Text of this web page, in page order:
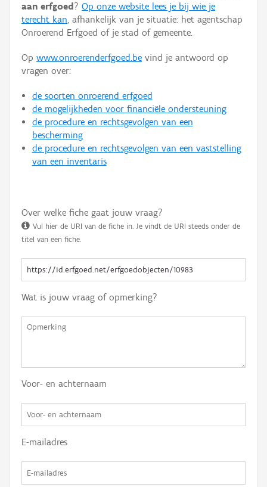
Hergebruik
Aanmelden
aan erfgoed ? Op onze website lees je bij wie je
terecht kan, afhankelijk van je situatie: het agentschap
Onroerend Erfgoed of je stad of gemeente.
Op www.onroerenderfgoed.be vind je antwoord op
vragen over:
de soorten onroerend erfgoed
de mogelijkheden voor financiële ondersteuning
de procedure en rechtsgevolgen van een
bescherming
de procedure en rechtsgevolgen van een vaststelling
van een inventaris
Over welke fiche gaat jouw vraag?
Vul hier de URI van de fiche in. Je vindt de URI steeds onder de
titel van een fiche.
Wat is jouw vraag of opmerking?
Voor- en achternaam
E-mailadres